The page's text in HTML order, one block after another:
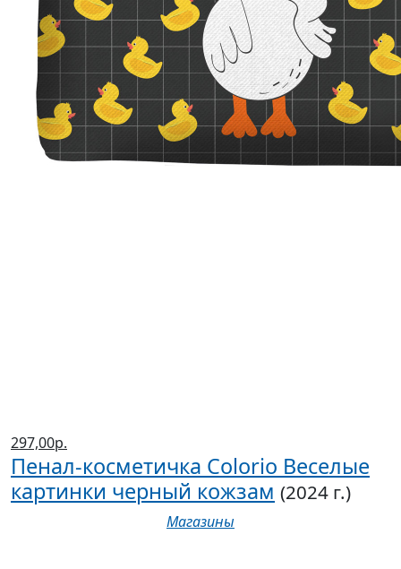
297,00р.
Пенал-косметичка Colorio Веселые
картинки черный кожзам (2024 г.)
Магазины